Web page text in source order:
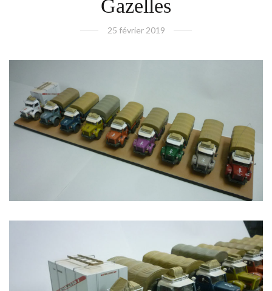
Gazelles
25 février 2019